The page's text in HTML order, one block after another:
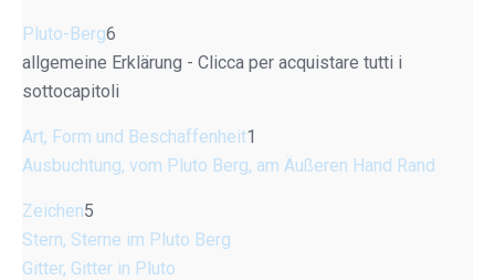
Pluto-Berg6
allgemeine Erklärung - Clicca per acquistare tutti i
sottocapitoli
Art, Form und Beschaffenheit1
Ausbuchtung, vom Pluto Berg, am Äußeren Hand Rand
Zeichen5
Stern, Sterne im Pluto Berg
Gitter, Gitter in Pluto